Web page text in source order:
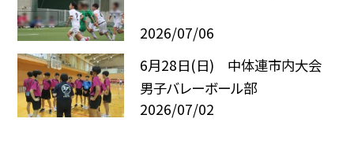
2026/07/06
6月28日(日) 中体連市内大会
男子バレーボール部
2026/07/02